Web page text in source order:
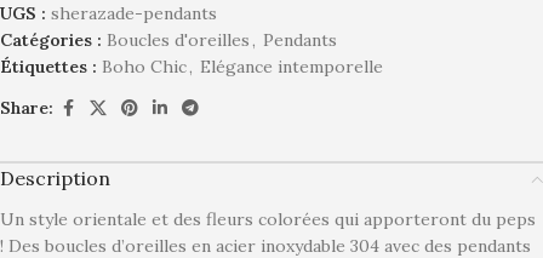
UGS : sherazade-pendants
Catégories : Boucles d'oreilles, Pendants
Étiquettes : Boho Chic, Elégance intemporelle
Share:
Description
Un style orientale et des fleurs colorées qui apporteront du peps
! Des boucles d’oreilles en acier inoxydable 304 avec des pendants